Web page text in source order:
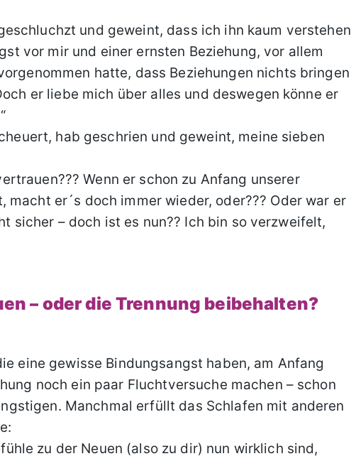
und geweint, dass ich ihn kaum verstehen
vor mir und einer ernsten Beziehung, vor allem
hatte, dass Beziehungen nichts bringen
er liebe mich über alles und deswegen könne er
hab geschrien und geweint, meine sieben
Wenn er schon zu Anfang unserer
macht er´s doch immer wieder, oder??? Oder war er
sicher – doch ist es nun?? Ich bin so verzweifelt,
– oder die Trennung beibehalten?
eine gewisse Bindungsangst haben, am Anfang
noch ein paar Fluchtversuche machen – schon
Manchmal erfüllt das Schlafen mit anderen
zu der Neuen (also zu dir) nun wirklich sind,